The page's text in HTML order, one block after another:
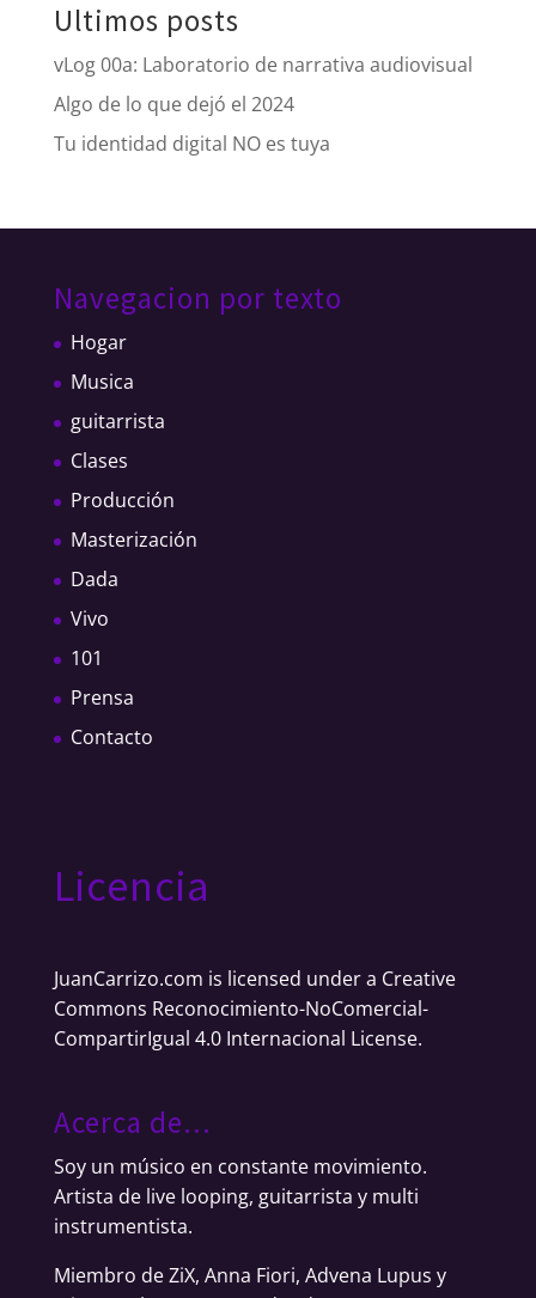
Ultimos posts
vLog 00a: Laboratorio de narrativa audiovisual
Algo de lo que dejó el 2024
Tu identidad digital NO es tuya
Navegacion por texto
Hogar
Musica
guitarrista
Clases
Producción
Masterización
Dada
Vivo
101
Prensa
Contacto
Licencia
JuanCarrizo.com is licensed under a Creative
Commons Reconocimiento-NoComercial-
CompartirIgual 4.0 Internacional License.
Acerca de…
Soy un músico en constante movimiento.
Artista de live looping, guitarrista y multi
instrumentista.
Miembro de ZiX, Anna Fiori, Advena Lupus y